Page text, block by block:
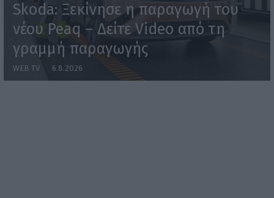
Skoda: Ξεκίνησε η παραγωγή του
νέου Peaq – Δείτε Video από τη
γραμμή παραγωγής
WEB TV 6.8.2026